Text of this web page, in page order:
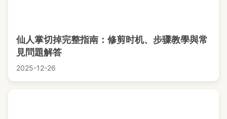
仙人掌切掉完整指南：修剪时机、步骤教學與常
見問題解答
2025-12-26